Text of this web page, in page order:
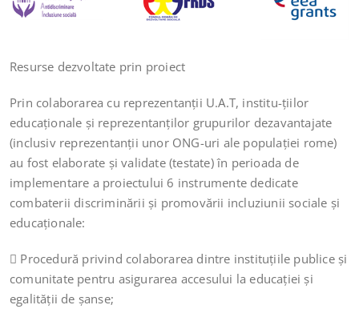
Resurse dezvoltate prin proiect
Prin colaborarea cu reprezentanţii U.A.T, institu-ţiilor
educaţionale şi reprezentanților grupurilor dezavantajate
(inclusiv reprezentanţii unor ONG-uri ale populației rome)
au fost elaborate şi validate (testate) în perioada de
implementare a proiectului 6 instrumente dedicate
combaterii discriminării şi promovării incluziunii sociale şi
educaţionale:
 Procedură privind colaborarea dintre instituţiile publice şi
comunitate pentru asigurarea accesului la educației şi
egalității de șanse;